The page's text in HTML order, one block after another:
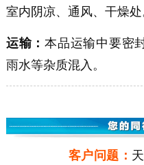
室内阴凉、通风、干燥
运输：本品运输中要密
雨水等杂质混入。
客户问题：